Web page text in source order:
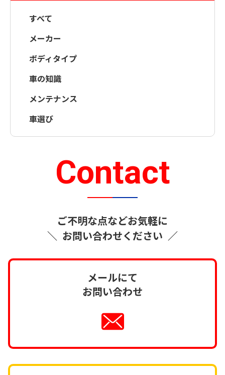
すべて
メーカー
ボディタイプ
車の知識
メンテナンス
車選び
Contact
＼
ご不明な点などお気軽に
お問い合わせください ／
メールにて
お問い合わせ